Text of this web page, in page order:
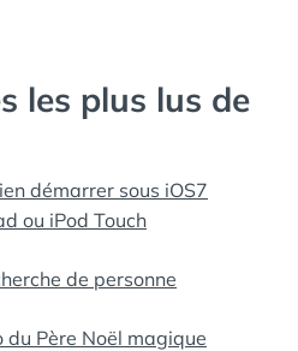
les plus lus de
démarrer sous iOS7
ou iPod Touch
de personne
du Père Noël magique